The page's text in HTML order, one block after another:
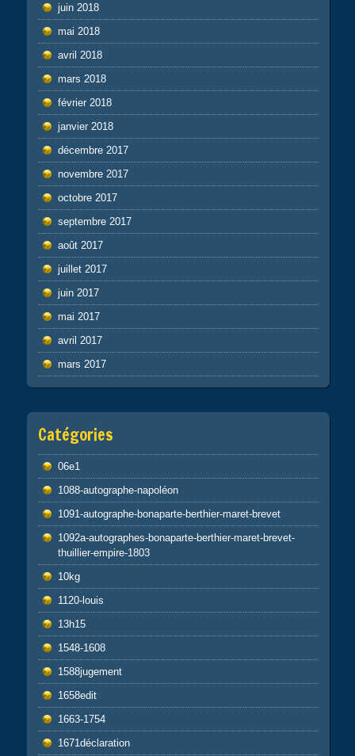
juin 2018
mai 2018
avril 2018
mars 2018
février 2018
janvier 2018
décembre 2017
novembre 2017
octobre 2017
septembre 2017
août 2017
juillet 2017
juin 2017
mai 2017
avril 2017
mars 2017
Catégories
06e1
1088-autographe-napoléon
1091-autographe-bonaparte-berthier-maret-brevet
1092a-autographes-bonaparte-berthier-maret-brevet-
thuillier-empire-1803
10kg
1120-louis
13h15
1548-1608
1588jugement
1658edit
1663-1754
1671déclaration